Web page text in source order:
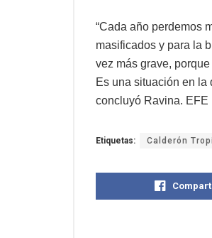
“Cada año perdemos
masificados y para la
vez más grave,
Es una situación en la
concluyó Ravina. EFE
Etiquetas: Calderón